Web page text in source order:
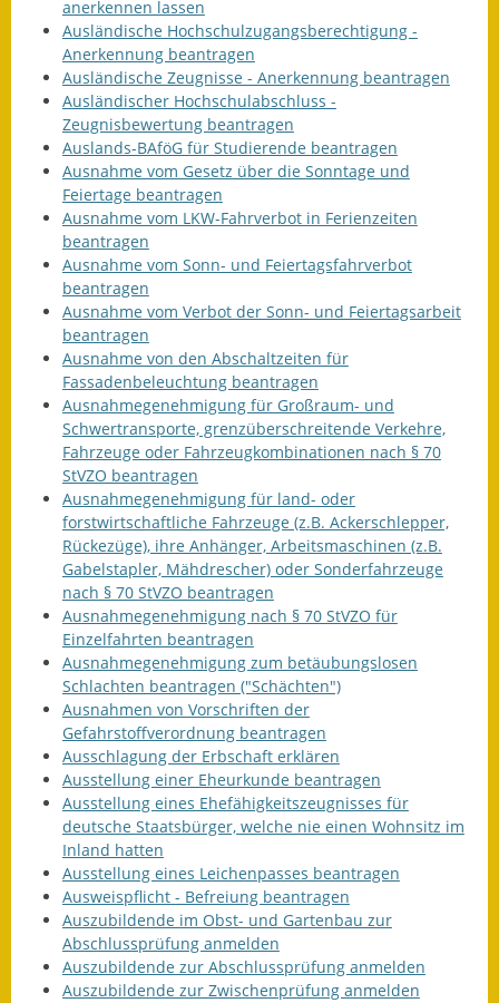
anerkennen lassen
Ausländische Hochschulzugangsberechtigung -
Anerkennung beantragen
Ausländische Zeugnisse - Anerkennung beantragen
Ausländischer Hochschulabschluss -
Zeugnisbewertung beantragen
Auslands-BAföG für Studierende beantragen
Ausnahme vom Gesetz über die Sonntage und
Feiertage beantragen
Ausnahme vom LKW-Fahrverbot in Ferienzeiten
beantragen
Ausnahme vom Sonn- und Feiertagsfahrverbot
beantragen
Ausnahme vom Verbot der Sonn- und Feiertagsarbeit
beantragen
Ausnahme von den Abschaltzeiten für
Fassadenbeleuchtung beantragen
Ausnahmegenehmigung für Großraum- und
Schwertransporte, grenzüberschreitende Verkehre,
Fahrzeuge oder Fahrzeugkombinationen nach § 70
StVZO beantragen
Ausnahmegenehmigung für land- oder
forstwirtschaftliche Fahrzeuge (z.B. Ackerschlepper,
Rückezüge), ihre Anhänger, Arbeitsmaschinen (z.B.
Gabelstapler, Mähdrescher) oder Sonderfahrzeuge
nach § 70 StVZO beantragen
Ausnahmegenehmigung nach § 70 StVZO für
Einzelfahrten beantragen
Ausnahmegenehmigung zum betäubungslosen
Schlachten beantragen ("Schächten")
Ausnahmen von Vorschriften der
Gefahrstoffverordnung beantragen
Ausschlagung der Erbschaft erklären
Ausstellung einer Eheurkunde beantragen
Ausstellung eines Ehefähigkeitszeugnisses für
deutsche Staatsbürger, welche nie einen Wohnsitz im
Inland hatten
Ausstellung eines Leichenpasses beantragen
Ausweispflicht - Befreiung beantragen
Auszubildende im Obst- und Gartenbau zur
Abschlussprüfung anmelden
Auszubildende zur Abschlussprüfung anmelden
Auszubildende zur Zwischenprüfung anmelden